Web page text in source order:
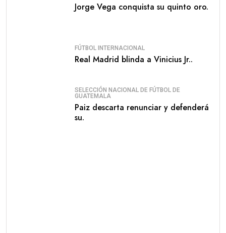
Jorge Vega conquista su quinto oro.
FÚTBOL INTERNACIONAL
Real Madrid blinda a Vinicius Jr..
SELECCIÓN NACIONAL DE FÚTBOL DE
GUATEMALA
Paiz descarta renunciar y defenderá
su.